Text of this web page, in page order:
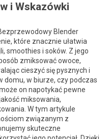
i Wskazówki
Blender
które znacznie ułatwia
smoothies i soków. Z jego
zmiksować owoce,
cieszyć się pysznych i
domu, w biurze, czy podczas
on napotykać pewne
miksowania,
W tym artykule
związanym z
skuteczne